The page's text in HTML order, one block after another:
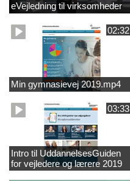
eVejledning til virksomheder
02:32
Min gymnasievej 2019.mp4
03:33
Intro til UddannelsesGuiden
for vejledere og lærere 2019